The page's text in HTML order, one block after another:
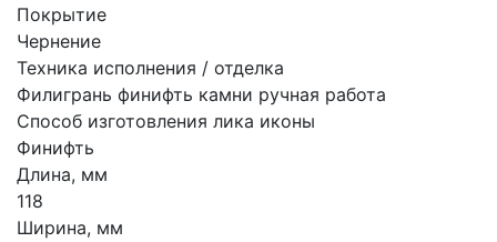
Покрытие
Чернение
Техника исполнения / отделка
Филигрань финифть камни ручная работа
Способ изготовления лика иконы
Финифть
Длина, мм
118
Ширина, мм